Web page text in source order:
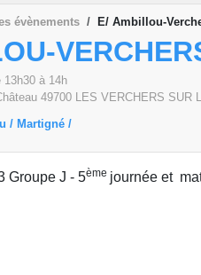
évènements E/ Ambillou-
13h30 à 14h
49700 LES VERCHERS SUR
/ Martigné /
Groupe J - 5ème journée et